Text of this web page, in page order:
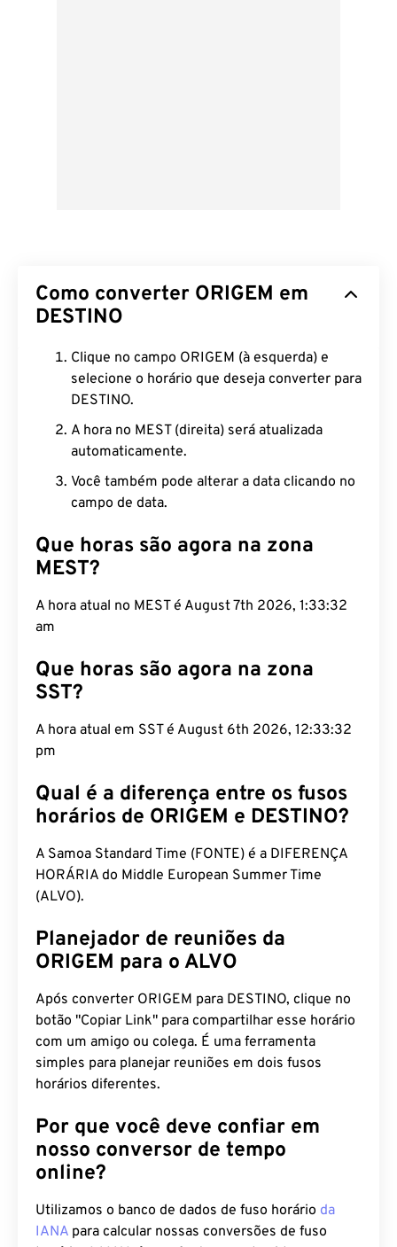
Como converter ORIGEM em
DESTINO
Clique no campo ORIGEM (à esquerda) e
selecione o horário que deseja converter para
DESTINO.
A hora no MEST (direita) será atualizada
automaticamente.
Você também pode alterar a data clicando no
campo de data.
Que horas são agora na zona
MEST?
A hora atual no MEST é August 7th 2026, 1:33:33
am
Que horas são agora na zona
SST?
A hora atual em SST é August 6th 2026, 12:33:33
pm
Qual é a diferença entre os fusos
horários de ORIGEM e DESTINO?
A Samoa Standard Time (FONTE) é a DIFERENÇA
HORÁRIA do Middle European Summer Time
(ALVO).
Planejador de reuniões da
ORIGEM para o ALVO
Após converter ORIGEM para DESTINO, clique no
botão "Copiar Link" para compartilhar esse horário
com um amigo ou colega. É uma ferramenta
simples para planejar reuniões em dois fusos
horários diferentes.
Por que você deve confiar em
nosso conversor de tempo
online?
Utilizamos o banco de dados de fuso horário da
IANA para calcular nossas conversões de fuso